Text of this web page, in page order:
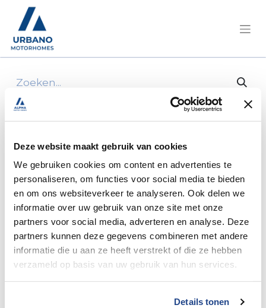
Deze website maakt gebruik van cookies
We gebruiken cookies om content en advertenties te
personaliseren, om functies voor social media te bieden
en om ons websiteverkeer te analyseren. Ook delen we
informatie over uw gebruik van onze site met onze
partners voor social media, adverteren en analyse. Deze
partners kunnen deze gegevens combineren met andere
informatie die u aan ze heeft verstrekt of die ze hebben
verzameld op basis van uw gebruik van hun services.
Details tonen
Alle producten 80x80x50 Junction Box